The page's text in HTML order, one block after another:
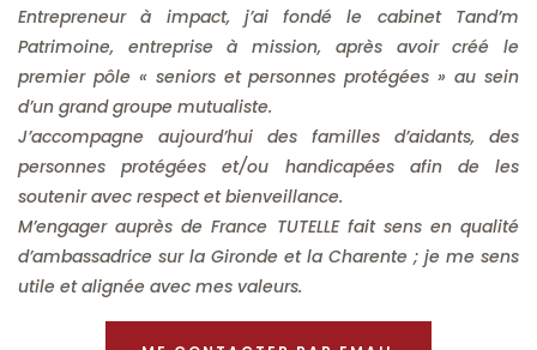
Entrepreneur à impact, j’ai fondé le cabinet Tand’m
Patrimoine, entreprise à mission, après avoir créé le
premier pôle « seniors et personnes protégées » au sein
d’un grand groupe mutualiste.
J’accompagne aujourd’hui des familles d’aidants, des
personnes protégées et/ou handicapées afin de les
soutenir avec respect et bienveillance.
M’engager auprès de France TUTELLE fait sens en qualité
d’ambassadrice sur la Gironde et la Charente ; je me sens
utile et alignée avec mes valeurs.